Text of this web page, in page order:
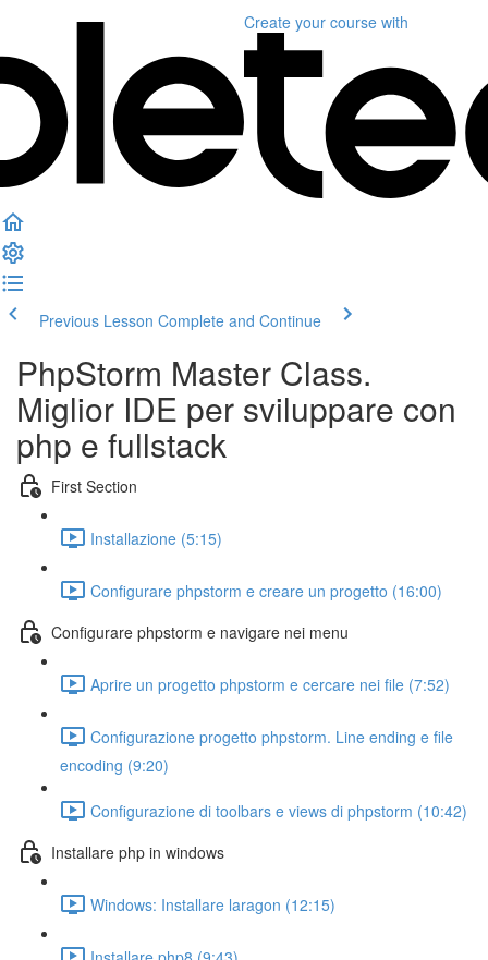
Create your course with
Previous Lesson Complete and Continue
PhpStorm Master Class.
Miglior IDE per sviluppare con
php e fullstack
First Section
Installazione (5:15)
Configurare phpstorm e creare un progetto (16:00)
Configurare phpstorm e navigare nei menu
Aprire un progetto phpstorm e cercare nei file (7:52)
Configurazione progetto phpstorm. Line ending e file
encoding (9:20)
Configurazione di toolbars e views di phpstorm (10:42)
Installare php in windows
Windows: Installare laragon (12:15)